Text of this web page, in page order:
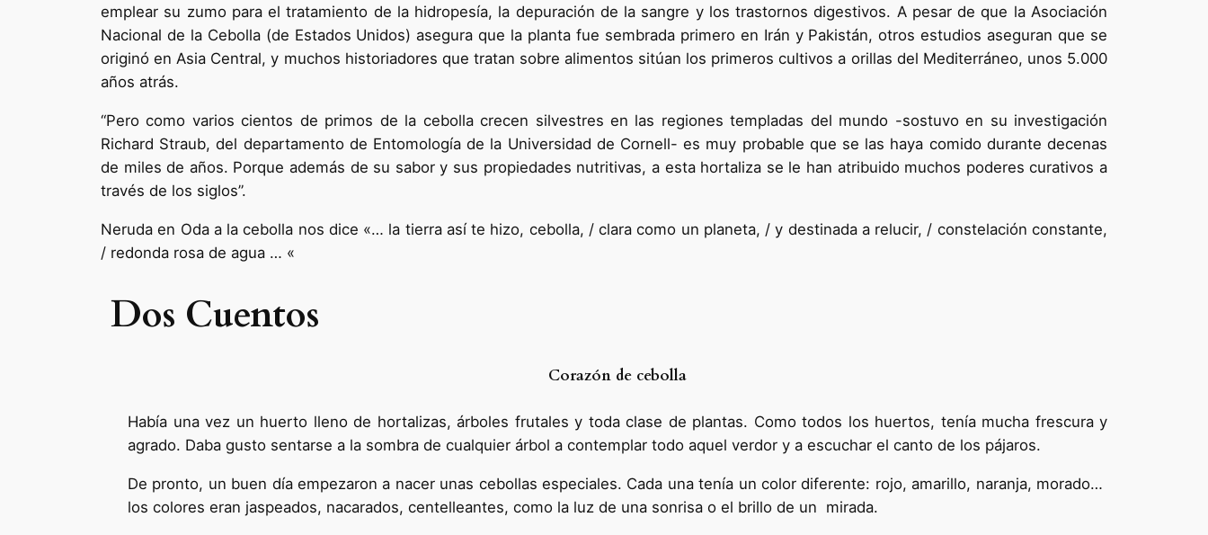
emplear su zumo para el tratamiento de la hidropesía, la depuración de la sangre y los trastornos digestivos. A pesar de que la Asociación
Nacional de la Cebolla (de Estados Unidos) asegura que la planta fue sembrada primero en Irán y Pakistán, otros estudios aseguran que se
originó en Asia Central, y muchos historiadores que tratan sobre alimentos sitúan los primeros cultivos a orillas del Mediterráneo, unos 5.000
años atrás.
“Pero como varios cientos de primos de la cebolla crecen silvestres en las regiones templadas del mundo -sostuvo en su investigación
Richard Straub, del departamento de Entomología de la Universidad de Cornell- es muy probable que se las haya comido durante decenas
de miles de años. Porque además de su sabor y sus propiedades nutritivas, a esta hortaliza se le han atribuido muchos poderes curativos a
través de los siglos”.
Neruda en Oda a la cebolla nos dice «… la tierra así te hizo, cebolla, / clara como un planeta, / y destinada a relucir, / constelación constante,
/ redonda rosa de agua … «
Dos Cuentos
Corazón de cebolla
Había una vez un huerto lleno de hortalizas, árboles frutales y toda clase de plantas. Como todos los huertos, tenía mucha frescura y
agrado. Daba gusto sentarse a la sombra de cualquier árbol a contemplar todo aquel verdor y a escuchar el canto de los pájaros.
De pronto, un buen día empezaron a nacer unas cebollas especiales. Cada una tenía un color diferente: rojo, amarillo, naranja, morado…
los colores eran jaspeados, nacarados, centelleantes, como la luz de una sonrisa o el brillo de un mirada.